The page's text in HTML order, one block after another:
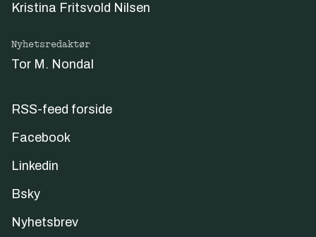
Kristina Fritsvold Nilsen
Nyhetsredaktør
Tor M. Nondal
RSS-feed forside
Facebook
Linkedin
Bsky
Nyhetsbrev